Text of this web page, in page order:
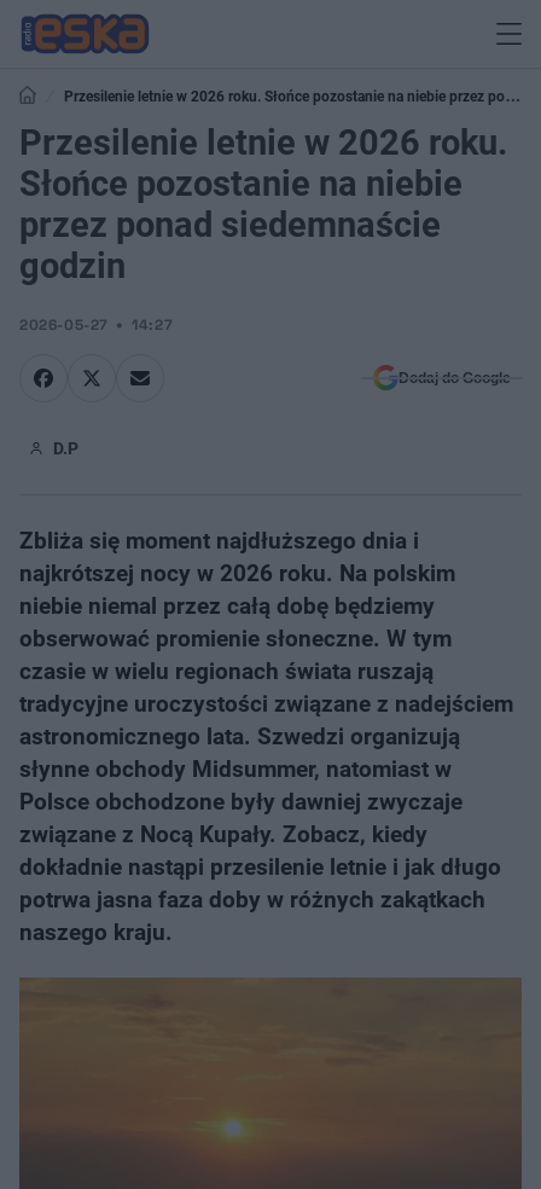
Przesilenie letnie w 2026 roku. Słońce pozostanie na niebie przez ponad
siedemnaście godzin
Przesilenie letnie w 2026 roku.
Słońce pozostanie na niebie
przez ponad siedemnaście
godzin
2026-05-27 14:27
Dodaj do Google
D.P
Zbliża się moment najdłuższego dnia i
najkrótszej nocy w 2026 roku. Na polskim
niebie niemal przez całą dobę będziemy
obserwować promienie słoneczne. W tym
czasie w wielu regionach świata ruszają
tradycyjne uroczystości związane z nadejściem
astronomicznego lata. Szwedzi organizują
słynne obchody Midsummer, natomiast w
Polsce obchodzone były dawniej zwyczaje
związane z Nocą Kupały. Zobacz, kiedy
dokładnie nastąpi przesilenie letnie i jak długo
potrwa jasna faza doby w różnych zakątkach
naszego kraju.